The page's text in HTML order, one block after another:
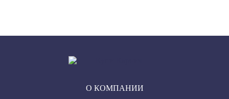
О КОМПАНИИ